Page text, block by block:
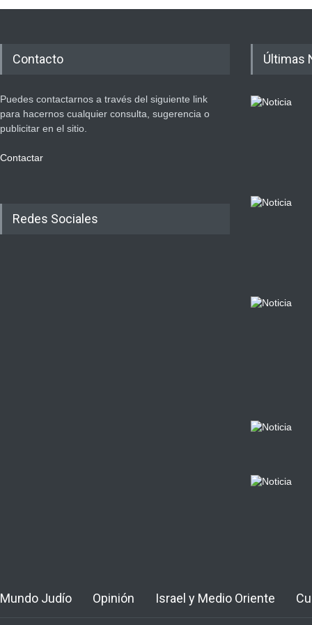
Contacto
Puedes contactarnos a través del siguiente link
para hacernos cualquier consulta, sugerencia o
publicitar en el sitio.
Contactar
Redes Sociales
Últimas
Mundo Judío Opinión Israel y Medio Oriente